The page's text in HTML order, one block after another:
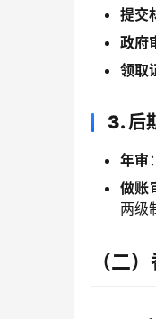
提交
政府
领取
3. 后
年审
做账
两级
（二